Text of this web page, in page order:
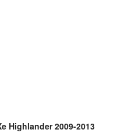
Highlander 2009-2013